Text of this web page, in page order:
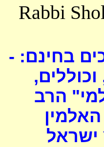
Rabbi
בחינם: -
הרב